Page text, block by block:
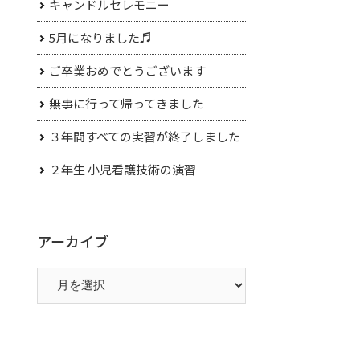
キャンドルセレモニー
5月になりました♬
ご卒業おめでとうございます
無事に行って帰ってきました
３年間すべての実習が終了しました
２年生 小児看護技術の演習
アーカイブ